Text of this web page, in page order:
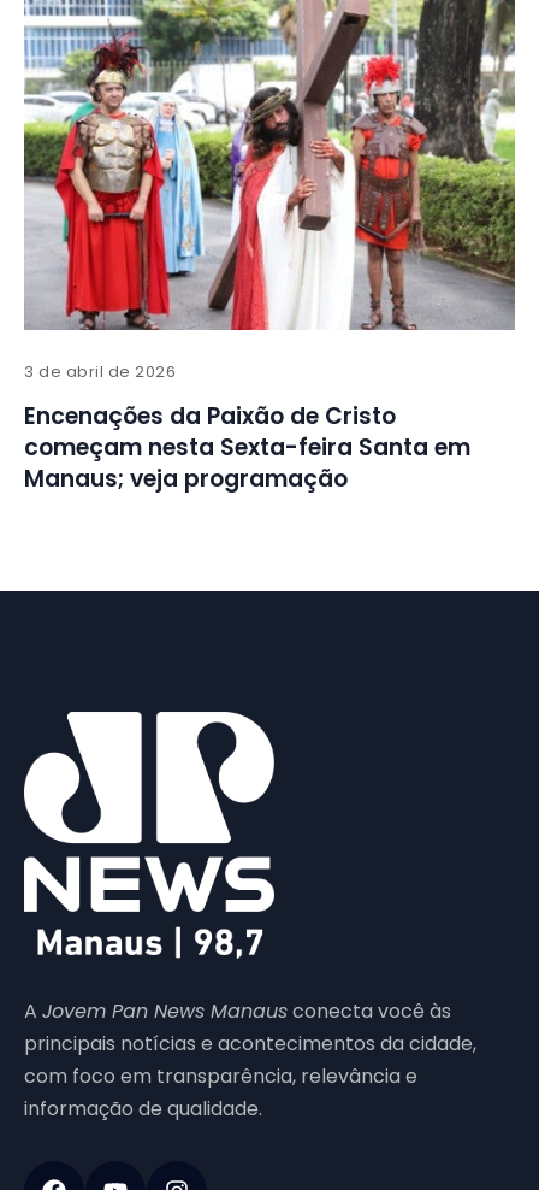
3 de abril de 2026
Encenações da Paixão de Cristo
começam nesta Sexta-feira Santa em
Manaus; veja programação
A Jovem Pan News Manausconecta você às
principais notícias e acontecimentos da cidade,
com foco em transparência, relevância e
informação de qualidade.